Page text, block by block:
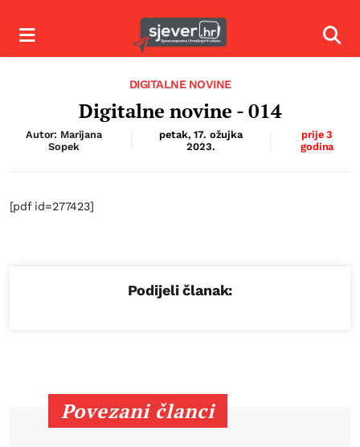
Izbornik
DIGITALNE NOVINE
Digitalne novine - 014
Autor: Marijana
Sopek
petak, 17. ožujka
2023.
prije 3
godina
[pdf id=277423]
Podijeli članak:
Povezani članci